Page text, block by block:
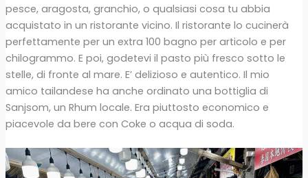
pesce, aragosta, granchio, o qualsiasi cosa tu abbia
acquistato in un ristorante vicino. Il ristorante lo cucinerà
perfettamente per un extra 100 bagno per articolo e per
chilogrammo. E poi, godetevi il pasto più fresco sotto le
stelle, di fronte al mare. E’ delizioso e autentico. Il mio
amico tailandese ha anche ordinato una bottiglia di
Sanjsom, un Rhum locale. Era piuttosto economico e
piacevole da bere con Coke o acqua di soda.